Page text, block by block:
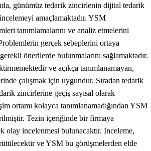
günümüz tedarik zincirlenin dijital tedarik
amaçlamaktadır. YSM
tanımlamalarını ve analiz etmelerini
gerçek sebeplerini ortaya
önerilerde bulunmalarını sağlamaktadır.
ve açıkça tanımlanamayan,
çalışmak için uygundur. Sıradan tedarik
zincirlerine geçiş sayısal olarak
ortamı kolayca tanımlanamadığından YSM
Tezin içeriğinde bir firmaya
olay incelenmesi bulunacaktır. İnceleme,
ve YSM bu görüşmelerden elde